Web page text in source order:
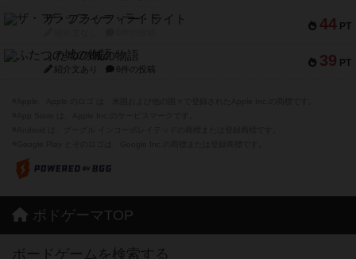
44 PT
ザ・フラッフィー・ライト
39 PT
ふたつの城の物語
紹介文あり 6件の投稿
ボドゲーマTOP
ボードゲームを検索する